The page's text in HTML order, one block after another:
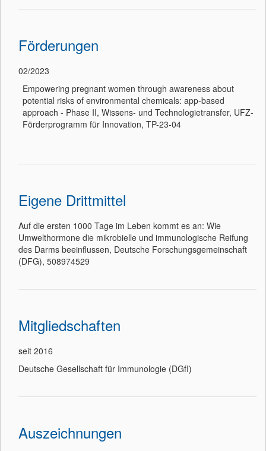
Förderungen
02/2023
Empowering pregnant women through awareness about
potential risks of environmental chemicals: app-based
approach - Phase II, Wissens- und Technologietransfer, UFZ-
Förderprogramm für Innovation, TP-23-04
Eigene Drittmittel
Auf die ersten 1000 Tage im Leben kommt es an: Wie
Umwelthormone die mikrobielle und immunologische Reifung
des Darms beeinflussen, Deutsche Forschungsgemeinschaft
(DFG), 508974529
Mitgliedschaften
seit 2016
Deutsche Gesellschaft für Immunologie (DGfI)
Auszeichnungen